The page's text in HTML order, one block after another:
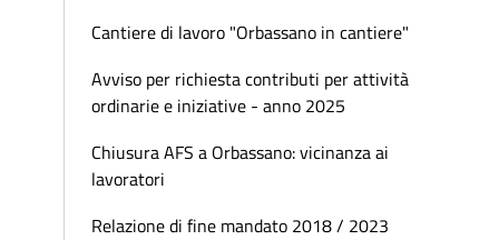
Cantiere di lavoro "Orbassano in cantiere"
Avviso per richiesta contributi per attività
ordinarie e iniziative - anno 2025
Chiusura AFS a Orbassano: vicinanza ai
lavoratori
Relazione di fine mandato 2018 / 2023